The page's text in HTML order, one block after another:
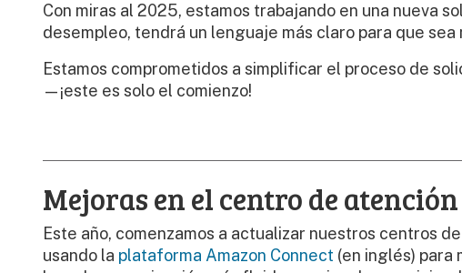
Con miras al 2025, estamos trabajando en una nueva
desempleo, tendrá un lenguaje más claro para que
Estamos comprometidos a simplificar el proceso de
—¡este es solo el comienzo!
Mejoras en el centro de
Este año, comenzamos a actualizar nuestros centros
usando la plataforma Amazon Connect (en inglés) para